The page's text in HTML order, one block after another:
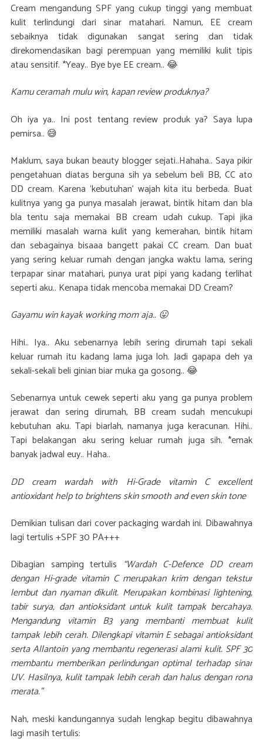
Cream mengandung SPF yang cukup tinggi yang membuat
kulit terlindungi dari sinar matahari. Namun, EE cream
sebaiknya tidak digunakan sangat sering dan tidak
direkomendasikan bagi perempuan yang memiliki kulit tipis
atau sensitif. *Yeay.. Bye bye EE cream.. 😂
Kamu ceramah mulu win, kapan review produknya?
Oh iya ya.. Ini post tentang review produk ya? Saya lupa
pemirsa.. 😅
Maklum, saya bukan beauty blogger sejati..Hahaha.. Saya pikir
pengetahuan diatas berguna sih ya sebelum beli BB, CC ato
DD cream. Karena ‘kebutuhan’ wajah kita itu berbeda. Buat
kulitnya yang ga punya masalah jerawat, bintik hitam dan bla
bla tentu saja memakai BB cream udah cukup. Tapi jika
memiliki masalah warna kulit yang kemerahan, bintik hitam
dan sebagainya bisaaa bangett pakai CC cream. Dan buat
yang sering keluar rumah dengan jangka waktu lama, sering
terpapar sinar matahari, punya urat pipi yang kadang terlihat
seperti aku.. Kenapa tidak mencoba memakai DD Cream?
Gayamu win kayak working mom aja.. 😛
Hihi.. Iya.. Aku sebenarnya lebih sering dirumah tapi sekali
keluar rumah itu kadang lama juga loh. Jadi gapapa deh ya
sekali-sekali beli ginian biar muka ga gosong.. 😂
Sebenarnya untuk cewek seperti aku yang ga punya problem
jerawat dan sering dirumah, BB cream sudah mencukupi
kebutuhan aku. Tapi biarlah, namanya juga keracunan. Hihi..
Tapi belakangan aku sering keluar rumah juga sih. *emak
banyak jadwal euy.. Haha..
DD cream wardah with Hi-Grade vitamin C excellent
antioxidant help to brightens skin smooth and even skin tone
Demikian tulisan dari cover packaging wardah ini. Dibawahnya
lagi tertulis +SPF 30 PA+++
Dibagian samping tertulis “Wardah C-Defence DD cream
dengan Hi-grade vitamin C merupakan krim dengan tekstur
lembut dan nyaman dikulit. Merupakan kombinasi lightening,
tabir surya, dan antioksidant untuk kulit tampak bercahaya.
Mengandung vitamin B3 yang membanti membuat kulit
tampak lebih cerah. Dilengkapi vitamin E sebagai antioksidant
serta Allantoin yang membantu regenerasi alami kulit. SPF 30
membantu memberikan perlindungan optimal terhadap sinar
UV. Hasilnya, kulit tampak lebih cerah dan halus dengan rona
merata.”
Nah, meski kandungannya sudah lengkap begitu dibawahnya
lagi masih tertulis: